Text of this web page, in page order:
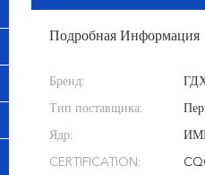
Подробная Информация
Бренд:
Тип поставщика:
Ядр:
CERTIFICATION: